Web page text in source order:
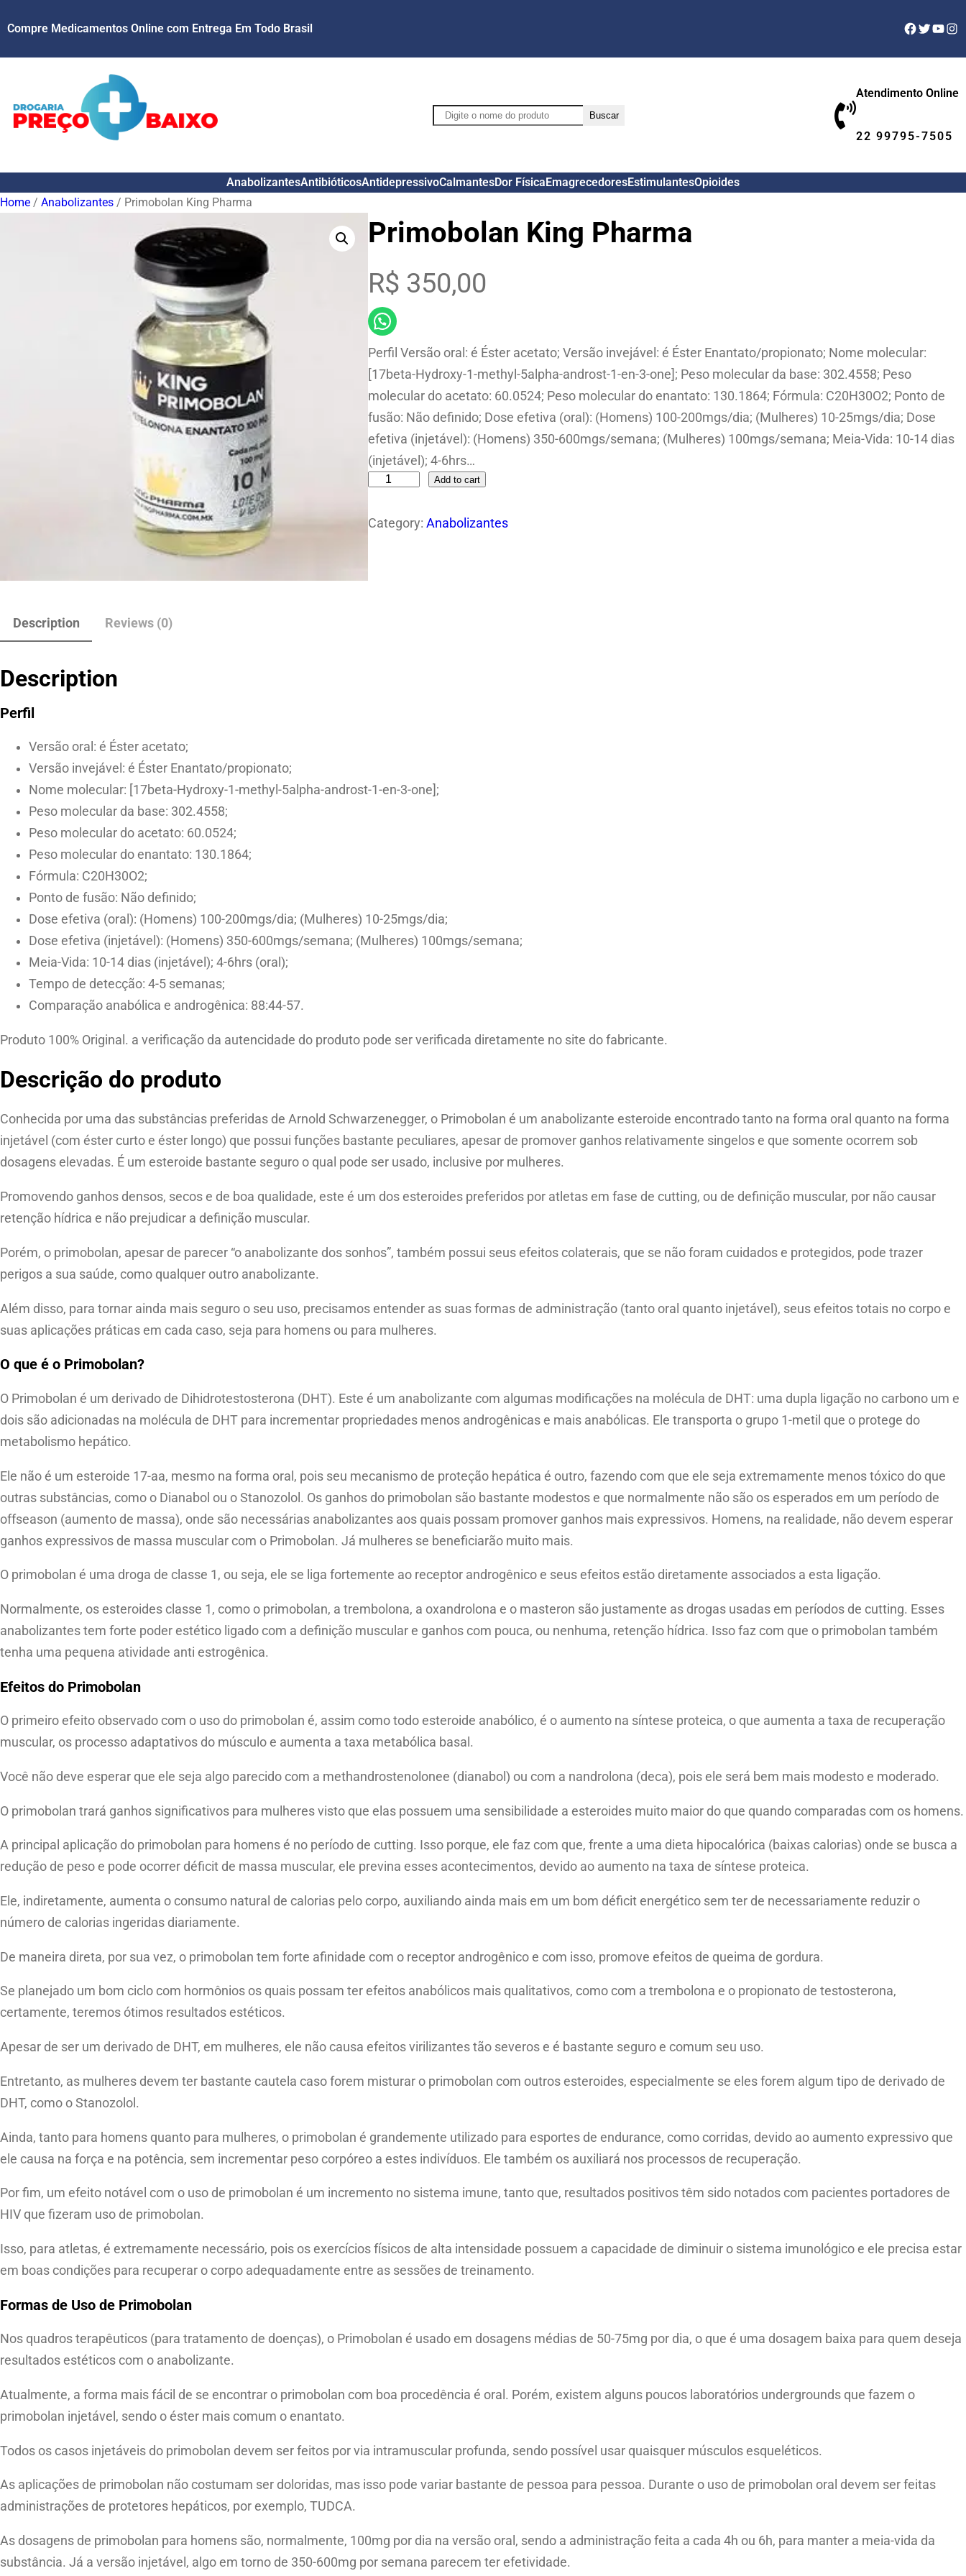
Compre Medicamentos Online com Entrega Em Todo Brasil Facebook
Twitter
Pesquisar Buscar
Atendimento Online
22 99795-7505
AnabolizantesAntibióticosAntidepressivoCalmantesDor FísicaEmagrecedoresEstimulantesOpioides
Home / Anabolizantes / Primobolan King Pharma
Primobolan King Pharma
R$ 350,00
Perfil Versão oral: é Éster acetato; Versão invejável: é Éster Enantato/propionato; Nome molecular:
[17beta-Hydroxy-1-methyl-5alpha-androst-1-en-3-one]; Peso molecular da base: 302.4558; Peso
molecular do acetato: 60.0524; Peso molecular do enantato: 130.1864; Fórmula: C20H30O2; Ponto de
fusão: Não definido; Dose efetiva (oral): (Homens) 100-200mgs/dia; (Mulheres) 10-25mgs/dia; Dose
efetiva (injetável): (Homens) 350-600mgs/semana; (Mulheres) 100mgs/semana; Meia-Vida: 10-14 dias
(injetável); 4-6hrs…
i
P
q
u
t
Add to cart
Category: Anabolizantes
Description Reviews (0)
Description
Perfil
Versão oral: é Éster acetato;
Versão invejável: é Éster Enantato/propionato;
Nome molecular: [17beta-Hydroxy-1-methyl-5alpha-androst-1-en-3-one];
Peso molecular da base: 302.4558;
Peso molecular do acetato: 60.0524;
Peso molecular do enantato: 130.1864;
Fórmula: C20H30O2;
Ponto de fusão: Não definido;
Dose efetiva (oral): (Homens) 100-200mgs/dia; (Mulheres) 10-25mgs/dia;
Dose efetiva (injetável): (Homens) 350-600mgs/semana; (Mulheres) 100mgs/semana;
Meia-Vida: 10-14 dias (injetável); 4-6hrs (oral);
Tempo de detecção: 4-5 semanas;
Comparação anabólica e androgênica: 88:44-57.
Produto 100% Original. a verificação da autencidade do produto pode ser verificada diretamente no site do fabricante.
Descrição do produto
Conhecida por uma das substâncias preferidas de Arnold Schwarzenegger, o Primobolan é um anabolizante esteroide encontrado tanto na forma oral quanto na forma
injetável (com éster curto e éster longo) que possui funções bastante peculiares, apesar de promover ganhos relativamente singelos e que somente ocorrem sob
dosagens elevadas. É um esteroide bastante seguro o qual pode ser usado, inclusive por mulheres.
Promovendo ganhos densos, secos e de boa qualidade, este é um dos esteroides preferidos por atletas em fase de cutting, ou de definição muscular, por não causar
retenção hídrica e não prejudicar a definição muscular.
Porém, o primobolan, apesar de parecer “o anabolizante dos sonhos”, também possui seus efeitos colaterais, que se não foram cuidados e protegidos, pode trazer
perigos a sua saúde, como qualquer outro anabolizante.
Além disso, para tornar ainda mais seguro o seu uso, precisamos entender as suas formas de administração (tanto oral quanto injetável), seus efeitos totais no corpo e
suas aplicações práticas em cada caso, seja para homens ou para mulheres.
O que é o Primobolan?
O Primobolan é um derivado de Dihidrotestosterona (DHT). Este é um anabolizante com algumas modificações na molécula de DHT: uma dupla ligação no carbono um e
dois são adicionadas na molécula de DHT para incrementar propriedades menos androgênicas e mais anabólicas. Ele transporta o grupo 1-metil que o protege do
metabolismo hepático.
Ele não é um esteroide 17-aa, mesmo na forma oral, pois seu mecanismo de proteção hepática é outro, fazendo com que ele seja extremamente menos tóxico do que
outras substâncias, como o Dianabol ou o Stanozolol. Os ganhos do primobolan são bastante modestos e que normalmente não são os esperados em um período de
offseason (aumento de massa), onde são necessárias anabolizantes aos quais possam promover ganhos mais expressivos. Homens, na realidade, não devem esperar
ganhos expressivos de massa muscular com o Primobolan. Já mulheres se beneficiarão muito mais.
O primobolan é uma droga de classe 1, ou seja, ele se liga fortemente ao receptor androgênico e seus efeitos estão diretamente associados a esta ligação.
Normalmente, os esteroides classe 1, como o primobolan, a trembolona, a oxandrolona e o masteron são justamente as drogas usadas em períodos de cutting. Esses
anabolizantes tem forte poder estético ligado com a definição muscular e ganhos com pouca, ou nenhuma, retenção hídrica. Isso faz com que o primobolan também
tenha uma pequena atividade anti estrogênica.
Efeitos do Primobolan
O primeiro efeito observado com o uso do primobolan é, assim como todo esteroide anabólico, é o aumento na síntese proteica, o que aumenta a taxa de recuperação
muscular, os processo adaptativos do músculo e aumenta a taxa metabólica basal.
Você não deve esperar que ele seja algo parecido com a methandrostenolonee (dianabol) ou com a nandrolona (deca), pois ele será bem mais modesto e moderado.
O primobolan trará ganhos significativos para mulheres visto que elas possuem uma sensibilidade a esteroides muito maior do que quando comparadas com os homens.
A principal aplicação do primobolan para homens é no período de cutting. Isso porque, ele faz com que, frente a uma dieta hipocalórica (baixas calorias) onde se busca a
redução de peso e pode ocorrer déficit de massa muscular, ele previna esses acontecimentos, devido ao aumento na taxa de síntese proteica.
Ele, indiretamente, aumenta o consumo natural de calorias pelo corpo, auxiliando ainda mais em um bom déficit energético sem ter de necessariamente reduzir o
número de calorias ingeridas diariamente.
De maneira direta, por sua vez, o primobolan tem forte afinidade com o receptor androgênico e com isso, promove efeitos de queima de gordura.
Se planejado um bom ciclo com hormônios os quais possam ter efeitos anabólicos mais qualitativos, como com a trembolona e o propionato de testosterona,
certamente, teremos ótimos resultados estéticos.
Apesar de ser um derivado de DHT, em mulheres, ele não causa efeitos virilizantes tão severos e é bastante seguro e comum seu uso.
Entretanto, as mulheres devem ter bastante cautela caso forem misturar o primobolan com outros esteroides, especialmente se eles forem algum tipo de derivado de
DHT, como o Stanozolol.
Ainda, tanto para homens quanto para mulheres, o primobolan é grandemente utilizado para esportes de endurance, como corridas, devido ao aumento expressivo que
ele causa na força e na potência, sem incrementar peso corpóreo a estes indivíduos. Ele também os auxiliará nos processos de recuperação.
Por fim, um efeito notável com o uso de primobolan é um incremento no sistema imune, tanto que, resultados positivos têm sido notados com pacientes portadores de
HIV que fizeram uso de primobolan.
Isso, para atletas, é extremamente necessário, pois os exercícios físicos de alta intensidade possuem a capacidade de diminuir o sistema imunológico e ele precisa estar
em boas condições para recuperar o corpo adequadamente entre as sessões de treinamento.
Formas de Uso de Primobolan
Nos quadros terapêuticos (para tratamento de doenças), o Primobolan é usado em dosagens médias de 50-75mg por dia, o que é uma dosagem baixa para quem deseja
resultados estéticos com o anabolizante.
Atualmente, a forma mais fácil de se encontrar o primobolan com boa procedência é oral. Porém, existem alguns poucos laboratórios undergrounds que fazem o
primobolan injetável, sendo o éster mais comum o enantato.
Todos os casos injetáveis do primobolan devem ser feitos por via intramuscular profunda, sendo possível usar quaisquer músculos esqueléticos.
As aplicações de primobolan não costumam ser doloridas, mas isso pode variar bastante de pessoa para pessoa. Durante o uso de primobolan oral devem ser feitas
administrações de protetores hepáticos, por exemplo, TUDCA.
As dosagens de primobolan para homens são, normalmente, 100mg por dia na versão oral, sendo a administração feita a cada 4h ou 6h, para manter a meia-vida da
substância. Já a versão injetável, algo em torno de 350-600mg por semana parecem ter efetividade.